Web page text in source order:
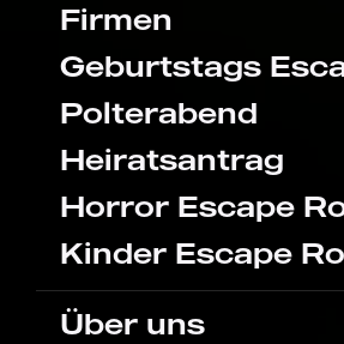
Firmen
Geburtstags
Polterabend
Heiratsantrag
Horror Escape
Kinder Escape
Über uns